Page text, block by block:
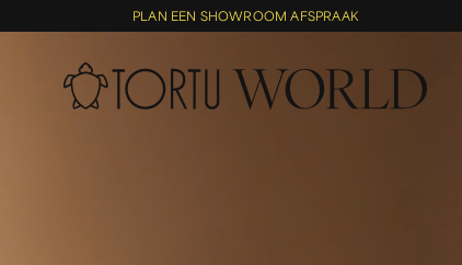
PLAN EEN SHOWROOM AFSPRAAK